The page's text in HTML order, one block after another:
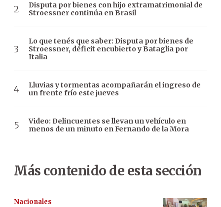
Disputa por bienes con hijo extramatrimonial de
Stroessner continúa en Brasil
Lo que tenés que saber: Disputa por bienes de
Stroessner, déficit encubierto y Bataglia por
Italia
Lluvias y tormentas acompañarán el ingreso de
un frente frío este jueves
Video: Delincuentes se llevan un vehículo en
menos de un minuto en Fernando de la Mora
Más contenido de esta sección
Nacionales